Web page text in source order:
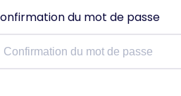
du mot de passe